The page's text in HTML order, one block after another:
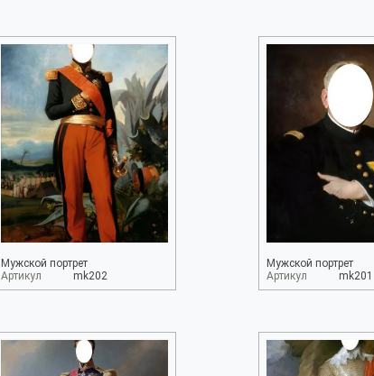
Мужской портрет
Артикул
mk202
Мужской портрет
Артикул
mk201